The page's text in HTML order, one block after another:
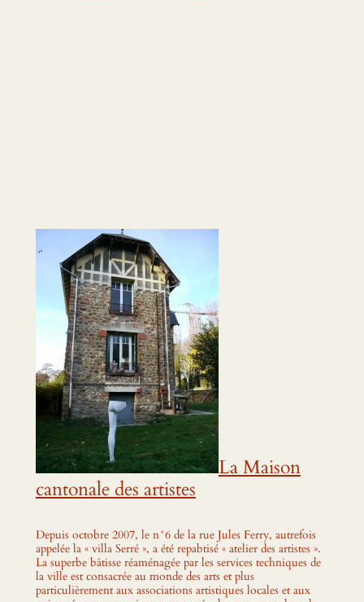
La Maison
cantonale des artistes
Depuis octobre 2007, le n°6 de la rue Jules Ferry, autrefois
appelée la « villa Serré », a été repabtisé « atelier des artistes ».
La superbe bâtisse réaménagée par les services techniques de
la ville est consacrée au monde des arts et plus
particulièrement aux associations artistiques locales et aux